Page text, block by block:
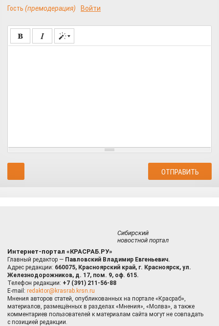
Гость (премодерация) Войти
Сибирский
новостной портал
Интернет-портал «КРАСРАБ.РУ»
Главный редактор — Павловский Владимир Евгеньевич.
Адрес редакции: 660075, Красноярский край, г. Красноярск, ул.
Железнодорожников, д. 17, пом. 9, оф. 615.
Телефон редакции: +7 (391) 211-56-88
E-mail: redaktor@krasrab.krsn.ru
Мнения авторов статей, опубликованных на портале «Красраб»,
материалов, размещённых в разделах «Мнения», «Молва», а также
комментариев пользователей к материалам сайта могут не совпадать
с позицией редакции.